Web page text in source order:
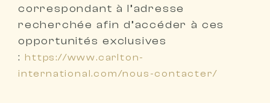
correspondant à l’adresse
recherchée afin d’accéder à ces
opportunités exclusives
: https://www.carlton-
international.com/nous-contacter/